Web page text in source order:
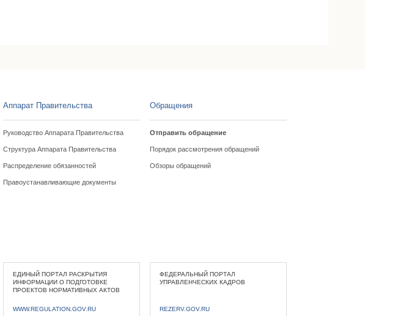
Аппарат Правительства
Руководство Аппарата Правительства
Структура Аппарата Правительства
Распределение обязанностей
Правоустанавливающие документы
Обращения
Отправить обращение
Порядок рассмотрения обращений
Обзоры обращений
ЕДИНЫЙ ПОРТАЛ РАСКРЫТИЯ
ИНФОРМАЦИИ О ПОДГОТОВКЕ
ПРОЕКТОВ НОРМАТИВНЫХ АКТОВ
WWW.REGULATION.GOV.RU
ФЕДЕРАЛЬНЫЙ ПОРТАЛ
УПРАВЛЕНЧЕСКИХ КАДРОВ
REZERV.GOV.RU